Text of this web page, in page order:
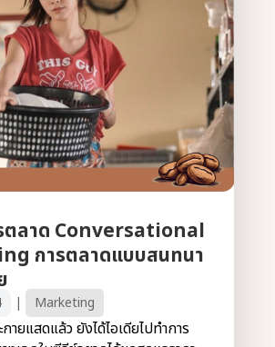
ตลาด Conversational
การตลาดแบบสนทนา
| Marketing
ายแสดแล้ว ยังได้ไอเดียไปทำการ